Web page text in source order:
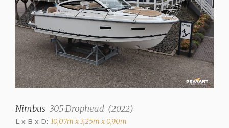
Nimbus 305 Drophead (2022)
L x B x D: 10,07m x 3,25m x 0,90m